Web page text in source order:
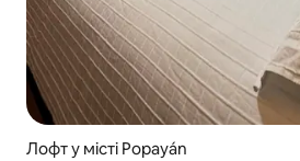
Лофт у місті Popayán